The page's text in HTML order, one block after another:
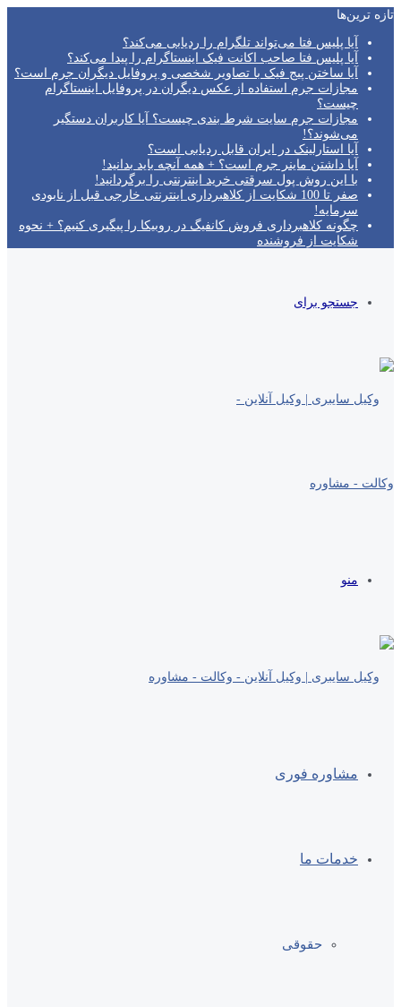
تازه‌ ترین‌ها
آیا پلیس فتا می‌تواند تلگرام را ردیابی می‌کند؟
آیا پلیس فتا صاحب اکانت فیک اینستاگرام را پیدا می‌کند؟
آیا ساختن پیج فیک با تصاویر شخصی و پروفایل دیگران جرم است؟
مجازات جرم استفاده از عکس دیگران در پروفایل اینستاگرام
چیست؟
مجازات جرم سایت شرط بندی چیست؟ آیا کاربران دستگیر
می‌شوند؟!
آیا استارلینک در ایران قابل ردیابی است؟
آیا داشتن ماینر جرم است؟ + همه آنچه باید بدانید!
با این روش پول سرقتی خرید اینترنتی را برگردانید!
صفر تا 100 شکایت از کلاهبرداری اینترنتی خارجی قبل از نابودی
سرمایه!
چگونه کلاهبرداری فروش کانفیگ در روبیکا را پیگیری کنیم؟ + نحوه
شکایت از فروشنده
جستجو برای
منو
مشاوره فوری
خدمات ما
حقوقی